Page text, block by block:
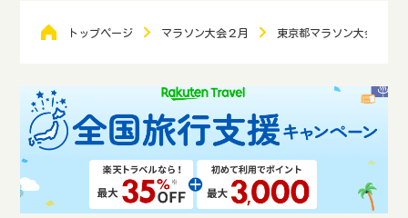
トップページ マラソン大会２月 東京都マラソン大会